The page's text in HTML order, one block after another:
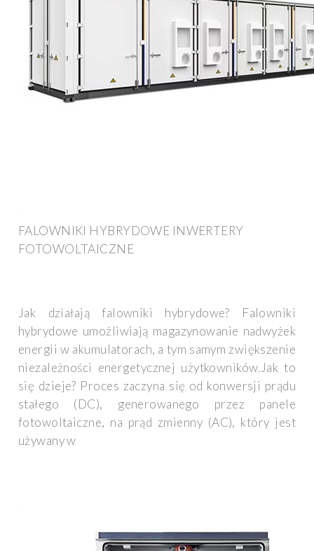
FALOWNIKI HYBRYDOWE INWERTERY
FOTOWOLTAICZNE
Jak działają falowniki hybrydowe? Falowniki
hybrydowe umożliwiają magazynowanie nadwyżek
energii w akumulatorach, a tym samym zwiększenie
niezależności energetycznej użytkowników.Jak to
się dzieje? Proces zaczyna się od konwersji prądu
stałego (DC), generowanego przez panele
fotowoltaiczne, na prąd zmienny (AC), który jest
używany w